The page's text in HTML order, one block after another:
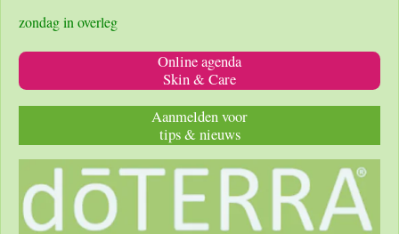
zondag in overleg
Online agenda
Skin & Care
Aanmelden voor
tips & nieuws